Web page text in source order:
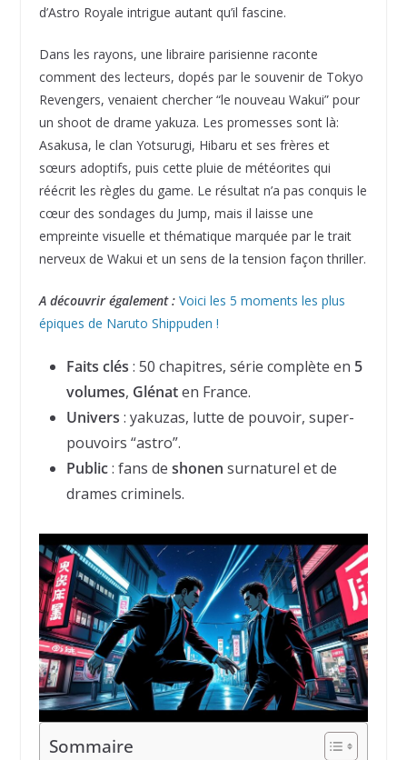
d’Astro Royale intrigue autant qu’il fascine.
Dans les rayons, une libraire parisienne raconte
comment des lecteurs, dopés par le souvenir de Tokyo
Revengers, venaient chercher “le nouveau Wakui” pour
un shoot de drame yakuza. Les promesses sont là:
Asakusa, le clan Yotsurugi, Hibaru et ses frères et
sœurs adoptifs, puis cette pluie de météorites qui
réécrit les règles du game. Le résultat n’a pas conquis le
cœur des sondages du Jump, mais il laisse une
empreinte visuelle et thématique marquée par le trait
nerveux de Wakui et un sens de la tension façon thriller.
A découvrir également : Voici les 5 moments les plus
épiques de Naruto Shippuden !
Faits clés : 50 chapitres, série complète en 5
volumes, Glénaten France.
Univers : yakuzas, lutte de pouvoir, super-
pouvoirs “astro”.
Public: fans de shonen surnaturel et de
drames criminels.
Sommaire